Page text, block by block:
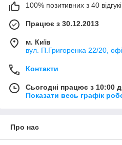
100% позитивних з 40
Працює з 30.12.2013
м. Київ
вул. П.Григоренка 22/20,
Контакти
Сьогодні працює з 10:00
Показати весь графік
Про нас